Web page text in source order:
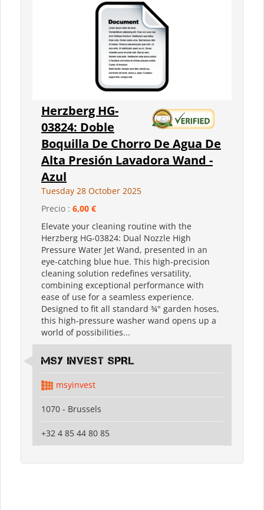
Herzberg HG-
03824: Doble
Boquilla De Chorro De Agua De
Alta Presión Lavadora Wand -
Azul
Tuesday 28 October 2025
Precio : 6,00 €
Elevate your cleaning routine with the
Herzberg HG-03824: Dual Nozzle High
Pressure Water Jet Wand, presented in an
eye-catching blue hue. This high-precision
cleaning solution redefines versatility,
combining exceptional performance with
ease of use for a seamless experience.
Designed to fit all standard ¾" garden hoses,
this high-pressure washer wand opens up a
world of possibilities...
MSY INVEST SPRL
msyinvest
1070 - Brussels
+32 4 85 44 80 85